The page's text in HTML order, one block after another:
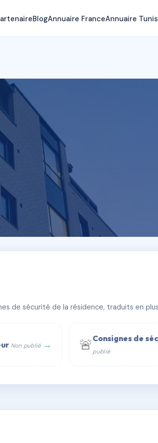
BlogAnnuaire FranceAnnuaire
de sécurité de la résidence, traduits en
Non publié → 🚨 Consignes de
publié